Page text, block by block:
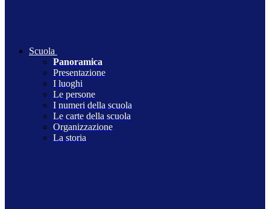
Scuola
Panoramica
Presentazione
I luoghi
Le persone
I numeri della scuola
Le carte della scuola
Organizzazione
La storia